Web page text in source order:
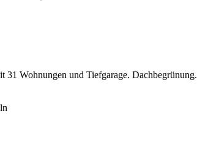
31 Wohnungen und Tiefgarage. Dachbegrünung.